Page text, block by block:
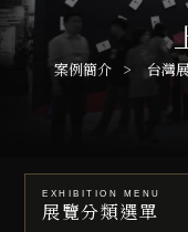
案例簡介 台灣
EXHIBITION MENU
展覽分類選單